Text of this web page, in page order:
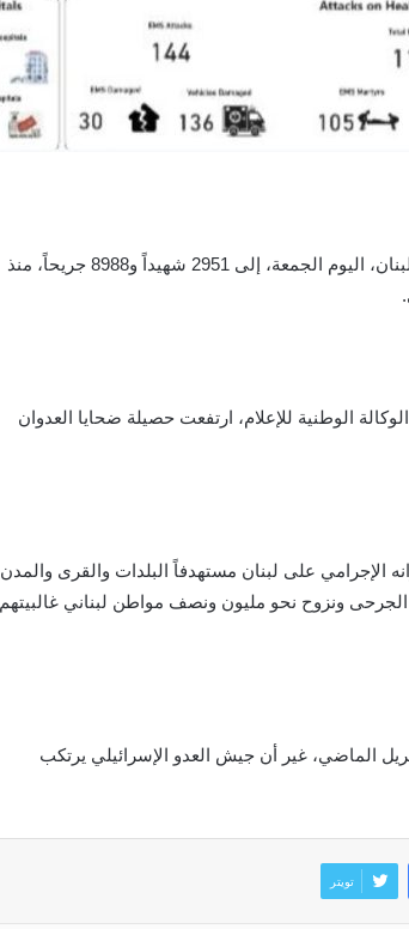
ارتفعت الحصيلة التراكمية لضحايا العدوان الإسرائيلي على لبنان، اليوم الجمعة، إلى 2951 شهيداً و8988 جريحاً، منذ
الوطنية للإعلام، ارتفعت حصيلة ضحايا العدوان
الإجرامي على لبنان مستهدفاً البلدات والقرى والمدن
الجرحى ونزوح نحو مليون ونصف مواطن لبناني غالبيتهم
الماضي، غير أن جيش العدو الإسرائيلي يرتكب
تويتر